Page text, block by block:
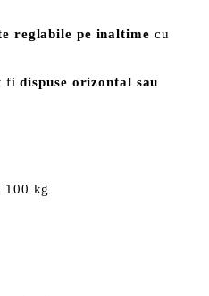
reglabile pe inaltime cu
fidispuse orizontal sau
100 kg